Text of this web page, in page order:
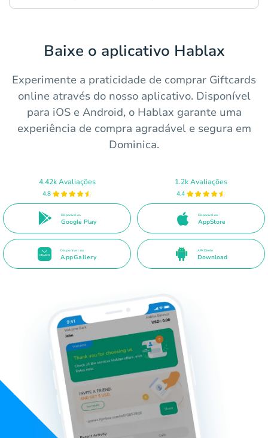
Baixe o aplicativo Hablax
Experimente a praticidade de comprar Giftcards
online através do nosso aplicativo. Disponível
para iOS e Android, o Hablax garante uma
experiência de compra agradável e segura em
Dominica.
4.42k Avaliações
4.8
Disponível no
Google Play
1.2k Avaliações
4.4
Disponível na
AppStore
Disponível na
AppGallery
APK Direto
Download